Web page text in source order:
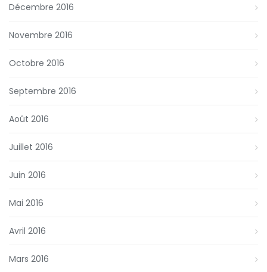
Décembre 2016
Novembre 2016
Octobre 2016
Septembre 2016
Août 2016
Juillet 2016
Juin 2016
Mai 2016
Avril 2016
Mars 2016